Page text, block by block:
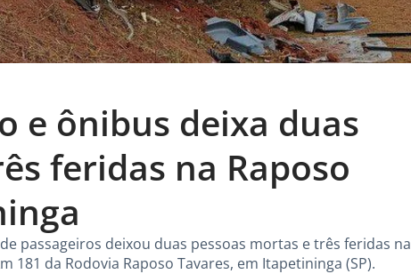
e ônibus deixa duas
feridas na Raposo
passageiros deixou duas pessoas mortas e três feridas na
da Rodovia Raposo Tavares, em Itapetininga (SP).